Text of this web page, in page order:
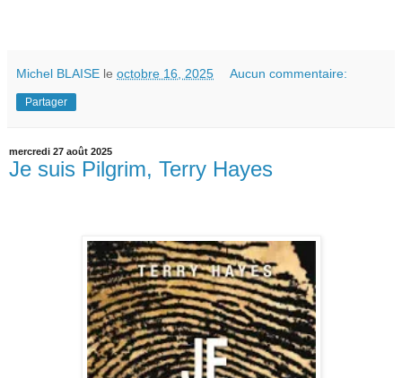
Michel BLAISE le octobre 16, 2025 Aucun commentaire:
Partager
mercredi 27 août 2025
Je suis Pilgrim, Terry Hayes